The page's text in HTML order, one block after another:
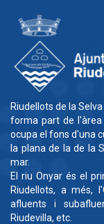
Riudellots de la
forma part de l'àrea
ocupa el fons d'una
la plana de la de la
mar.
El riu Onyar és el
Riudellots, a més,
afluents i
Riudevilla, etc.